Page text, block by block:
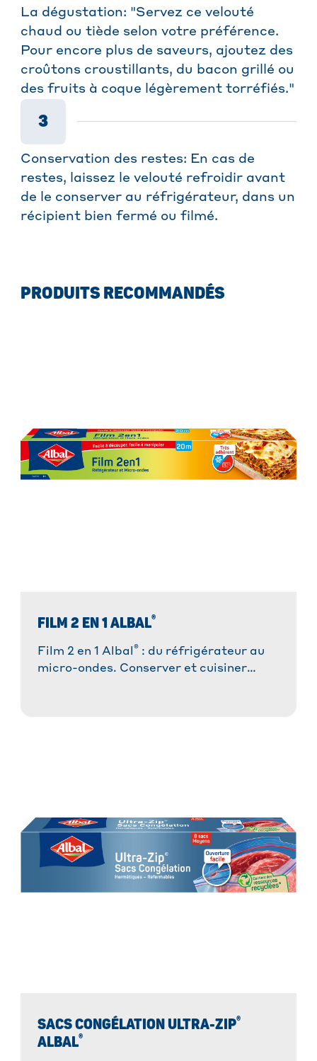
La dégustation: "Servez ce velouté
chaud ou tiède selon votre préférence.
Pour encore plus de saveurs, ajoutez des
croûtons croustillants, du bacon grillé ou
des fruits à coque légèrement torréfiés."
3
Conservation des restes: En cas de
restes, laissez le velouté refroidir avant
de le conserver au réfrigérateur, dans un
récipient bien fermé ou filmé.
PRODUITS RECOMMANDÉS
FILM 2 EN 1 ALBAL®
Film 2 en 1 Albal ® : du réfrigérateur au
micro-ondes. Conserver et cuisiner
SACS CONGÉLATION ULTRA-ZIP®
ALBAL®